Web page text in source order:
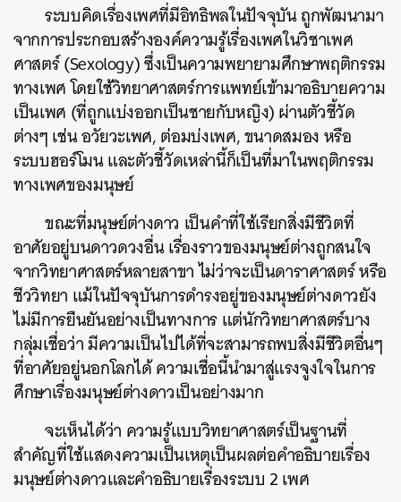
ระบบคิดเรื่องเพศที่มีอิทธิพลในปัจจุบัน ถูกพัฒนามา
จากการประกอบสร้างองค์ความรู้เรื่องเพศในวิชาเพศ
ศาสตร์ (Sexology) ซึ่งเป็นความพยายามศึกษาพฤติกรรม
ทางเพศ โดยใช้วิทยาศาสตร์การแพทย์เข้ามาอธิบายความ
เป็นเพศ (ที่ถูกแบ่งออกเป็นชายกับหญิง) ผ่านตัวชี้วัด
ต่างๆ เช่น อวัยวะเพศ, ต่อมบ่งเพศ, ขนาดสมอง หรือ
ระบบฮอร์โมน และตัวชี้วัดเหล่านี้ก็เป็นที่มาในพฤติกรรม
ทางเพศของมนุษย์
ขณะที่มนุษย์ต่างดาว เป็นคำที่ใช้เรียกสิ่งมีชีวิตที่
อาศัยอยู่บนดาวดวงอื่น เรื่องราวของมนุษย์ต่างถูกสนใจ
จากวิทยาศาสตร์หลายสาขา ไม่ว่าจะเป็นดาราศาสตร์ หรือ
ชีววิทยา แม้ในปัจจุบันการดำรงอยู่ของมนุษย์ต่างดาวยัง
ไม่มีการยืนยันอย่างเป็นทางการ แต่นักวิทยาศาสตร์บาง
กลุ่มเชื่อว่า มีความเป็นไปได้ที่จะสามารถพบสิ่งมีชีวิตอื่นๆ
ที่อาศัยอยู่นอกโลกได้ ความเชื่อนี้นำมาสู่แรงจูงใจในการ
ศึกษาเรื่องมนุษย์ต่างดาวเป็นอย่างมาก
จะเห็นได้ว่า ความรู้แบบวิทยาศาสตร์เป็นฐานที่
สำคัญที่ใช้แสดงความเป็นเหตุเป็นผลต่อคำอธิบายเรื่อง
มนุษย์ต่างดาวและคำอธิบายเรื่องระบบ 2 เพศ